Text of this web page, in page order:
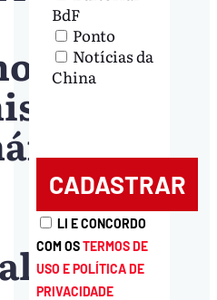
BdF
Ponto
Notícias da
China
LI E CONCORDO
COM OSTERMOS DE
USO E POLÍTICA DE
PRIVACIDADE